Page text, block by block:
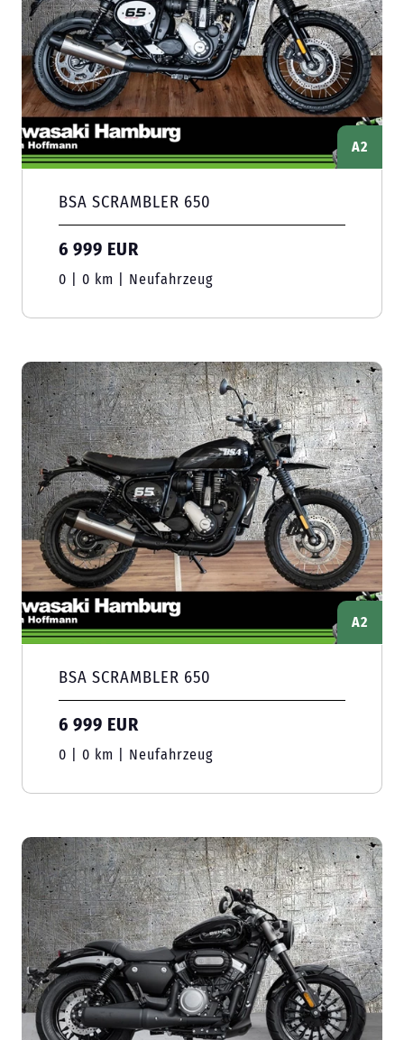
A2
BSA SCRAMBLER 650
6 999 EUR
0 | 0 km | Neufahrzeug
A2
BSA SCRAMBLER 650
6 999 EUR
0 | 0 km | Neufahrzeug